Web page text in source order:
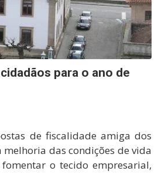
para o ano de
de fiscalidade amiga dos
das condições de vida
o tecido empresarial,